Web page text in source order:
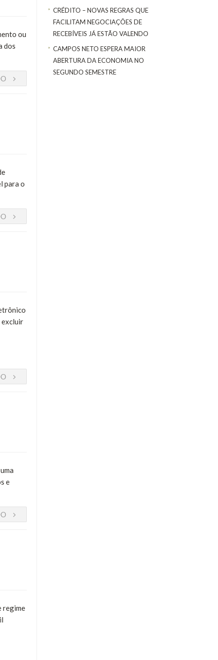
CRÉDITO – NOVAS REGRAS QUE
FACILITAM NEGOCIAÇÕES DE
RECEBÍVEIS JÁ ESTÃO VALENDO
CAMPOS NETO ESPERA MAIOR
ABERTURA DA ECONOMIA NO
SEGUNDO SEMESTRE
ou
dos
para o
excluir
e
regime